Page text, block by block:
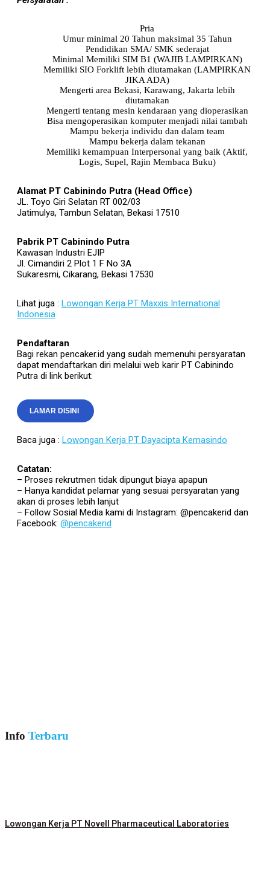
Pria
Umur minimal 20 Tahun maksimal 35 Tahun
Pendidikan SMA/ SMK sederajat
Minimal Memiliki SIM B1 (WAJIB LAMPIRKAN)
Memiliki SIO Forklift lebih diutamakan (LAMPIRKAN
JIKA ADA)
Mengerti area Bekasi, Karawang, Jakarta lebih
diutamakan
Mengerti tentang mesin kendaraan yang dioperasikan
Bisa mengoperasikan komputer menjadi nilai tambah
Mampu bekerja individu dan dalam team
Mampu bekerja dalam tekanan
Memiliki kemampuan Interpersonal yang baik (Aktif,
Logis, Supel, Rajin Membaca Buku)
Alamat PT Cabinindo Putra (Head Office)
JL. Toyo Giri Selatan RT 002/03
Jatimulya, Tambun Selatan, Bekasi 17510
Pabrik PT Cabinindo Putra
Kawasan Industri EJIP
Jl. Cimandiri 2 Plot 1 F No 3A
Sukaresmi, Cikarang, Bekasi 17530
Lihat juga : Lowongan Kerja PT Maxxis International
Indonesia
Pendaftaran
Bagi rekan pencaker.id yang sudah memenuhi persyaratan
dapat mendaftarkan diri melalui web karir PT Cabinindo
Putra di link berikut:
LAMAR DISINI
Baca juga : Lowongan Kerja PT Dayacipta Kemasindo
Catatan:
– Proses rekrutmen tidak dipungut biaya apapun
– Hanya kandidat pelamar yang sesuai persyaratan yang
akan di proses lebih lanjut
– Follow Sosial Media kami di Instagram: @pencakerid dan
Facebook: @pencakerid
Info Terbaru
Lowongan Kerja PT Novell Pharmaceutical Laboratories